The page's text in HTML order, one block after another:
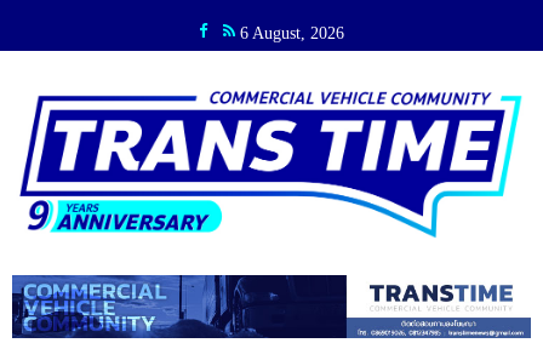
6 August, 2026